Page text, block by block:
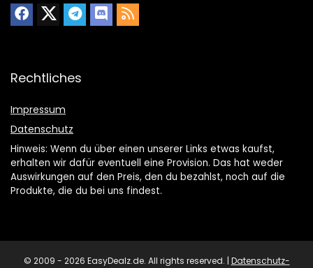
Rechtliches
Impressum
Datenschutz
Hinweis: Wenn du über einen unserer Links etwas kaufst,
erhalten wir dafür eventuell eine Provision. Das hat weder
Auswirkungen auf den Preis, den du bezahlst, noch auf die
Produkte, die du bei uns findest.
© 2009 - 2026 EasyDealz.de. All rights reserved. | Datenschutz-